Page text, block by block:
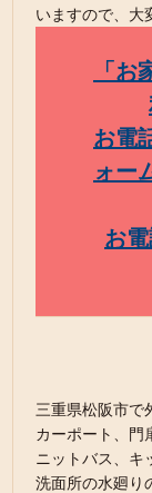
いますので、大
「
お電
ォー
お
三重県松阪市で
カーポート、門
ニットバス、キ
洗面所の水廻り